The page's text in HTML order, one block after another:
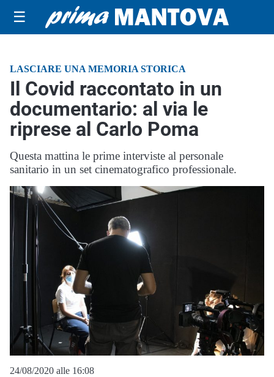
☰
LASCIARE UNA MEMORIA STORICA
Il Covid raccontato in un
documentario: al via le
riprese al Carlo Poma
Questa mattina le prime interviste al personale
sanitario in un set cinematografico professionale.
24/08/2020 alle 16:08